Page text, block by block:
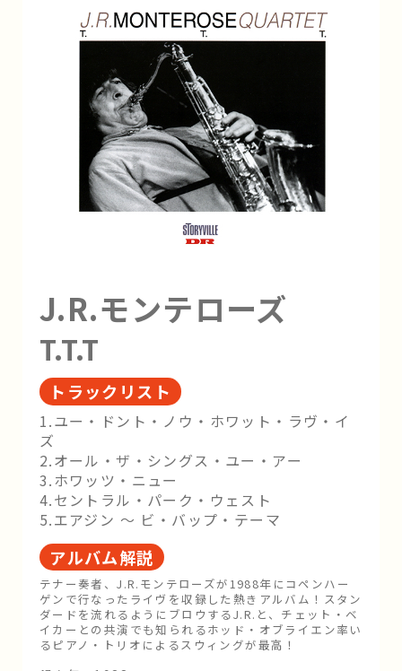
J.R.モンテローズ
T.T.T
トラックリスト
1.ユー・ドント・ノウ・ホワット・ラヴ・イ
ズ
2.オール・ザ・シングス・ユー・アー
3.ホワッツ・ニュー
4.セントラル・パーク・ウェスト
5.エアジン 〜 ビ・バップ・テーマ
アルバム解説
テナー奏者、J.R.モンテローズが1988年にコペンハー
ゲンで行なったライヴを収録した熱きアルバム！スタン
ダードを流れるようにブロウするJ.R.と、チェット・ベ
イカーとの共演でも知られるホッド・オブライエン率い
るピアノ・トリオによるスウィングが最高！